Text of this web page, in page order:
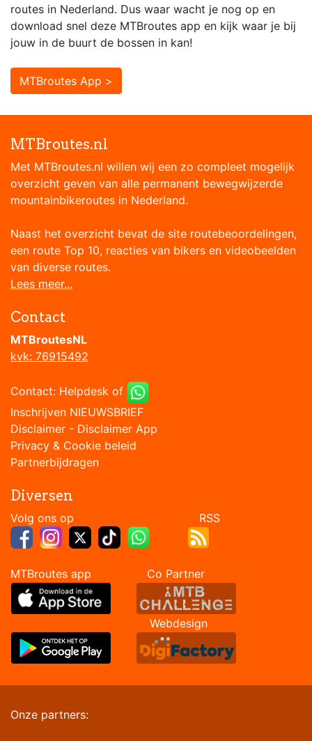
routes in Nederland. Dus waar wacht je nog op en
download snel deze MTBroutes app en kijk waar je bij
jouw in de buurt de bossen in kan!
MTBroutes App >
MTBroutes.nl
Met MTBroutes.nl willen wij een zo compleet mogelijk
overzicht geven van alle permanent bewegwijzerde
mountainbikeroutes in Nederland.
Naast het overzicht bevat de site routebeoordelingen,
een route Top 10, reacties van bikers en videobeelden
van diverse routes.
Lees meer...
Contact
MTBroutesNL
kvk: 76915492
Contact: Helpdesk of
Inschrijven NIEUWSBRIEF
Disclaimer - Disclaimer App
Privacy & Cookie beleid
Partnerbijdragen
Diversen
Volg ons op RSS
MTBroutes app Co Partner
Webdesign
Onze partners: